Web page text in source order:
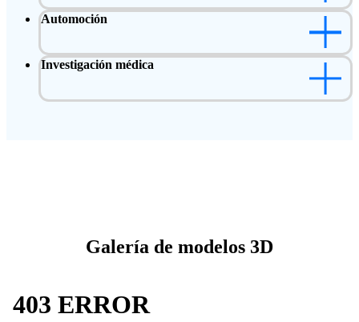
Automoción
Investigación médica
Galería de modelos 3D